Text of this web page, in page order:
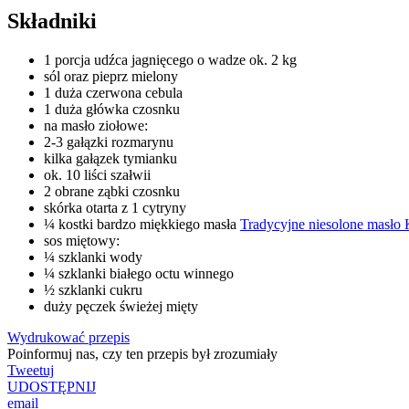
Składniki
1 porcja udźca jagnięcego o wadze ok. 2 kg
sól oraz pieprz mielony
1 duża czerwona cebula
1 duża główka czosnku
na masło ziołowe:
2-3 gałązki rozmarynu
kilka gałązek tymianku
ok. 10 liści szałwii
2 obrane ząbki czosnku
skórka otarta z 1 cytryny
¼ kostki bardzo miękkiego masła Tradycyjne niesolone masło
sos miętowy:
¼ szklanki wody
¼ szklanki białego octu winnego
½ szklanki cukru
duży pęczek świeżej mięty
Wydrukować przepis
Poinformuj nas, czy ten przepis był zrozumiały
Tweetuj
UDOSTĘPNIJ
email